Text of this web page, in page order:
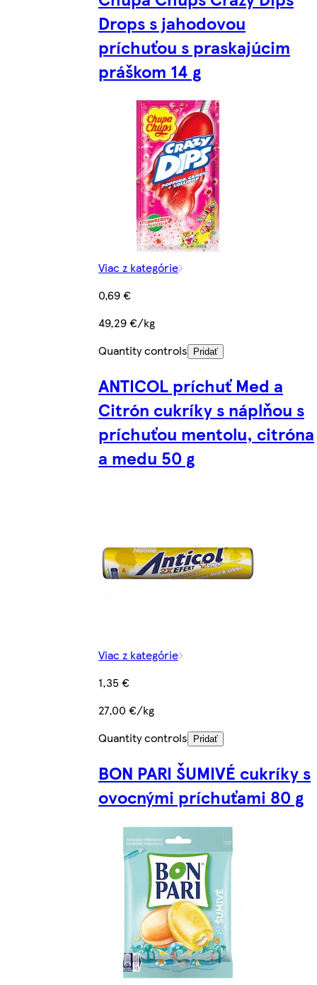
Drops s jahodovou
príchuťou s praskajúcim
práškom 14 g
Viac z kategórie
0,69 €
49,29 €/kg
Quantity controls
Pridať
ANTICOL príchuť Med a
Citrón cukríky s náplňou s
príchuťou mentolu, citróna
a medu 50 g
Viac z kategórie
1,35 €
27,00 €/kg
Quantity controls
Pridať
BON PARI ŠUMIVÉ cukríky s
ovocnými príchuťami 80 g